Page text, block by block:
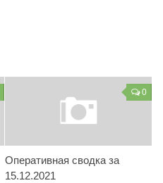
0
Оперативная сводка за
15.12.2021